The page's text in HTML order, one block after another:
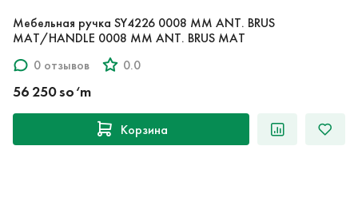
Мебельная ручка SY4226 0008 MM ANT. BRUS
MAT/HANDLE 0008 MM ANT. BRUS MAT
0 отзывов
0.0
56 250 so‘m
Корзина